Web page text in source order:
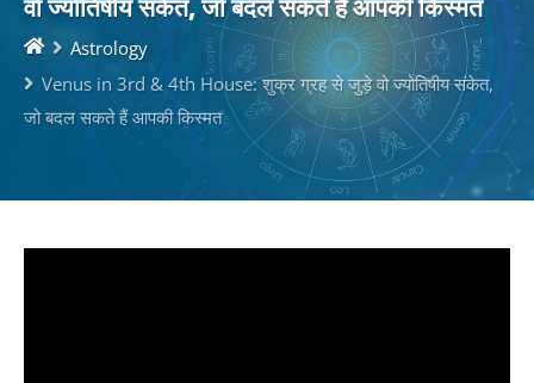
वो ज्योतिषीय संकेत, जो बदल सकते हैं आपकी किस्मत
Astrology
Venus in 3rd & 4th House: शुक्र ग्रह से जुड़े वो ज्योतिषीय संकेत,
जो बदल सकते हैं आपकी किस्मत